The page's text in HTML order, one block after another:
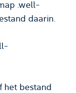
.well-
daarin.
het bestand